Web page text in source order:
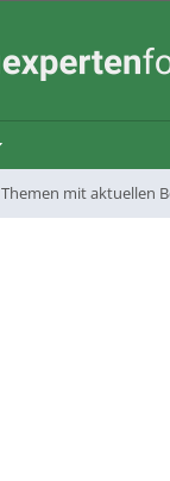
Themen mit aktuellen